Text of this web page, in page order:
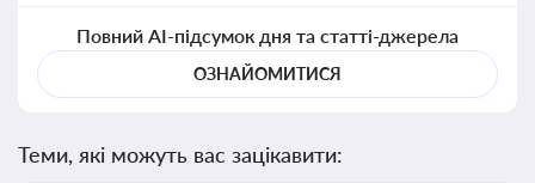
Повний AI-підсумок дня та статті-джерела
ОЗНАЙОМИТИСЯ
Теми, які можуть вас зацікавити: